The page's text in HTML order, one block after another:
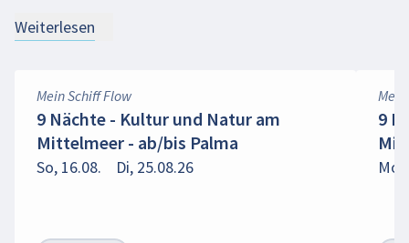
Weiterlesen
Mein Schiff Flow
9 Nächte - Kultur und Natur am
Mittelmeer - ab/bis Palma
So, 16.08. Di, 25.08.26
9
Mo,